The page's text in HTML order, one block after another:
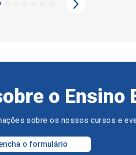
o Ensino
sobre os nossos cursos e
o formulário